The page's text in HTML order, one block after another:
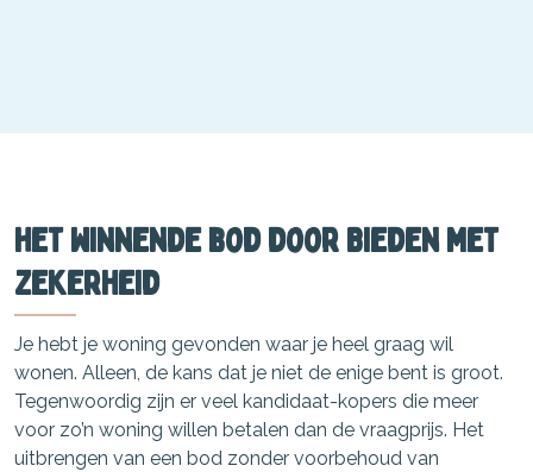
Het winnende bod door Bieden met
Zekerheid
Je hebt je woning gevonden waar je heel graag wil
wonen. Alleen, de kans dat je niet de enige bent is groot.
Tegenwoordig zijn er veel kandidaat-kopers die meer
voor zo’n woning willen betalen dan de vraagprijs. Het
uitbrengen van een bod zonder voorbehoud van